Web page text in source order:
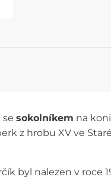
sokolníkem na
z hrobu XV ve
byl nalezen v